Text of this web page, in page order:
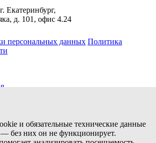
Екатеринбург,
д. 101, офис 4.24
персональных данных Политика
и обязательные технические данные
— без них он не функционирует.